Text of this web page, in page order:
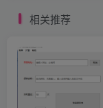
相关推荐